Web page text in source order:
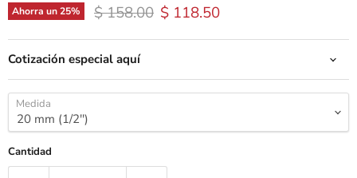
Ahorra un25% Precio original
$ 158.00 Precio actual
$ 118.50
Cotización especial aquí
Medida
Cantidad